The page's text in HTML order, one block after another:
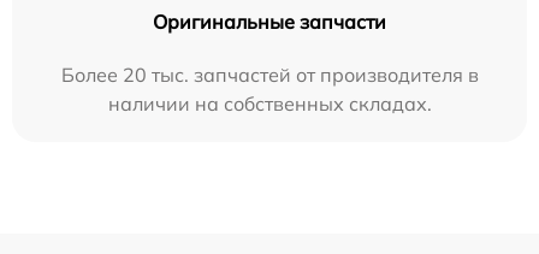
Оригинальные запчасти
Более 20 тыс. запчастей от производителя в
наличии на собственных складах.